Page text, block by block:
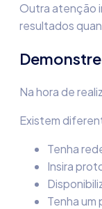
Outra atenção
resultados
Na hora de
Existem
Tenha
Insira
Tenha